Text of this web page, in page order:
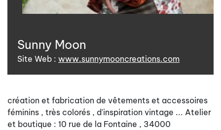
Sunny Moon
Site Web : www.sunnymooncreations.com
création et fabrication de vêtements et accessoires
féminins , très colorés , d'inspiration vintage ... Atelier
et boutique : 10 rue de la Fontaine , 34000